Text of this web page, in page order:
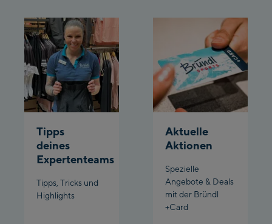
Mayrhofen Zentrum
Penkenbahn Talstation
/ Valley station
Penkenbahn
Bergstation / Top
/Valley station
Fuegen:
Spieljochbahn
Talstation /Valley
Tipps
deines
Expertenteams
Tipps, Tricks und
Highlights
Aktuelle
Aktionen
Spezielle
Angebote & Deals
mit der Bründl
+Card